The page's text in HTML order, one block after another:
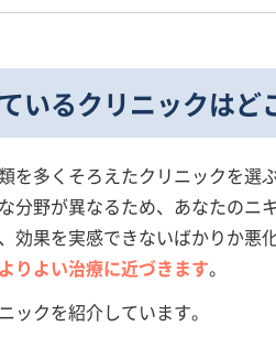
いるクリニックはど
を多くそろえたクリニックを選
分野が異なるため、あなたの
果を実感できないばかりか悪
りよい治療に近づきます。
クを紹介しています。